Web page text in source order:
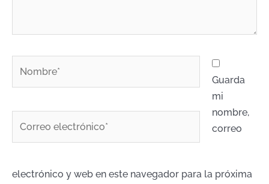
Guarda
mi
nombre,
correo
electrónico y web en este navegador para la próxima